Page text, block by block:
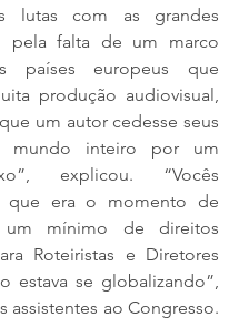
lutas com as grandes
pela falta de um marco
países europeus que
produção audiovisual,
um autor cedesse seus
mundo inteiro por um
explicou. “Vocês
que era o momento de
um mínimo de direitos
Roteiristas e Diretores
estava se globalizando”,
assistentes ao Congresso.